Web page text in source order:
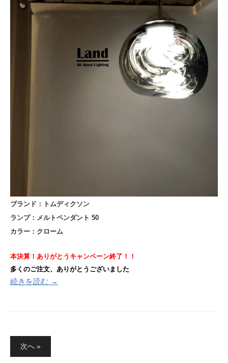
ブランド ：トムディクソン
ランプ：メルトペンダント 50
カラー：クローム
本決算！ありがとうキャンペーン終了！！
多くのご注文、ありがとうございました
続きを読む →
次へ »